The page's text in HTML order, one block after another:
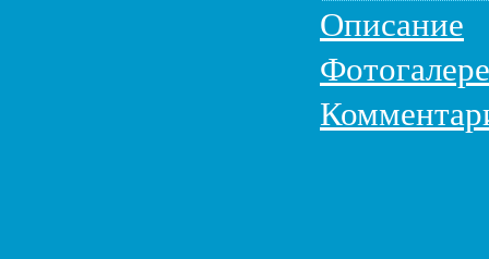
Описание